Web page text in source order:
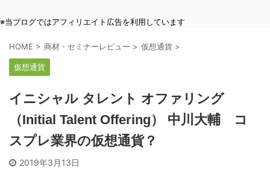
※当ブログではアフィリエイト広告を利用しています
HOME > 商材・セミナーレビュー > 仮想通貨 >
仮想通貨
イニシャル タレント オファリング
（Initial Talent Offering） 中川大輔 コ
スプレ業界の仮想通貨？
2019年3月13日